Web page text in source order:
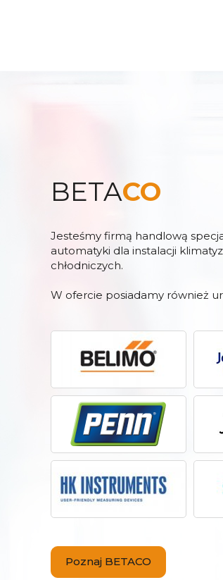
BETACO
Jesteśmy firmą handlową
automatyki dla instalacji
chłodniczych.
W ofercie posiadamy również
Poznaj BETACO